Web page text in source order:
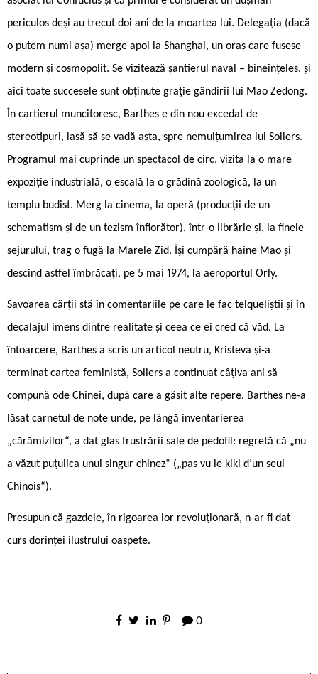
periculos deși au trecut doi ani de la moartea lui. Delegația (dacă
o putem numi așa) merge apoi la Shanghai, un oraș care fusese
modern și cosmopolit. Se vizitează șantierul naval – bineînțeles, și
aici toate succesele sunt obținute grație gândirii lui Mao Zedong.
În cartierul muncitoresc, Barthes e din nou excedat de
stereotipuri, lasă să se vadă asta, spre nemulțumirea lui Sollers.
Programul mai cuprinde un spectacol de circ, vizita la o mare
expoziție industrială, o escală la o grădină zoologică, la un
templu budist. Merg la cinema, la operă (producții de un
schematism și de un tezism înfiorător), într-o librărie și, la finele
sejurului, trag o fugă la Marele Zid. Își cumpără haine Mao și
descind astfel îmbrăcați, pe 5 mai 1974, la aeroportul Orly.
Savoarea cărții stă în comentariile pe care le fac telqueliștii și în
decalajul imens dintre realitate și ceea ce ei cred că văd. La
întoarcere, Barthes a scris un articol neutru, Kristeva și-a
terminat cartea feministă, Sollers a continuat câțiva ani să
compună ode Chinei, după care a găsit alte repere. Barthes ne-a
lăsat carnetul de note unde, pe lângă inventarierea
„cărămizilor“, a dat glas frustrării sale de pedofil: regretă că „nu
a văzut puțulica unui singur chinez“ („pas vu le kiki d’un seul
Chinois“).
Presupun că gazdele, în rigoarea lor revoluționară, n-ar fi dat
curs dorinței ilustrului oaspete.
0